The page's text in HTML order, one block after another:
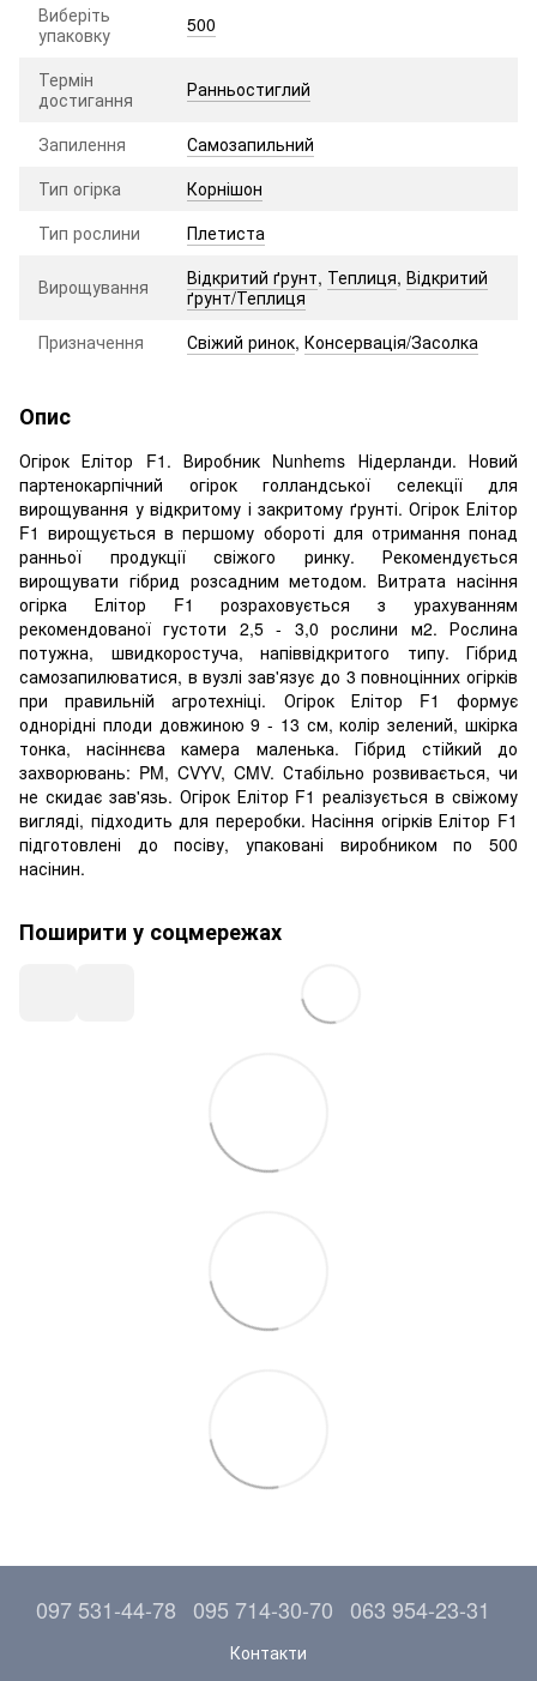
Виберіть
упаковку
500
Термін
достигання
Ранньостиглий
Запилення
Самозапильний
Тип огірка
Корнішон
Тип рослини
Плетиста
Вирощування Відкритий ґрунт, Теплиця, Відкритий
ґрунт/Теплиця
Призначення
Свіжий ринок, Консервація/Засолка
Опис
Огірок Елітор F1. Виробник Nunhems Нідерланди. Новий
партенокарпічний огірок голландської селекції для
вирощування у відкритому і закритому ґрунті. Огірок Елітор
F1 вирощується в першому обороті для отримання понад
ранньої продукції свіжого ринку. Рекомендується
вирощувати гібрид розсадним методом. Витрата насіння
огірка Елітор F1 розраховується з урахуванням
рекомендованої густоти 2,5 - 3,0 рослини м2. Рослина
потужна, швидкоростуча, напіввідкритого типу. Гібрид
самозапилюватися, в вузлі зав'язує до 3 повноцінних огірків
при правильній агротехніці. Огірок Елітор F1 формує
однорідні плоди довжиною 9 - 13 см, колір зелений, шкірка
тонка, насіннєва камера маленька. Гібрид стійкий до
захворювань: PM, CVYV, CMV. Стабільно розвивається, чи
не скидає зав'язь. Огірок Елітор F1 реалізується в свіжому
вигляді, підходить для переробки. Насіння огірків Елітор F1
підготовлені до посіву, упаковані виробником по 500
насінин.
Поширити у соцмережах
097 531-44-78 095 714-30-70 063 954-23-31
Контакти